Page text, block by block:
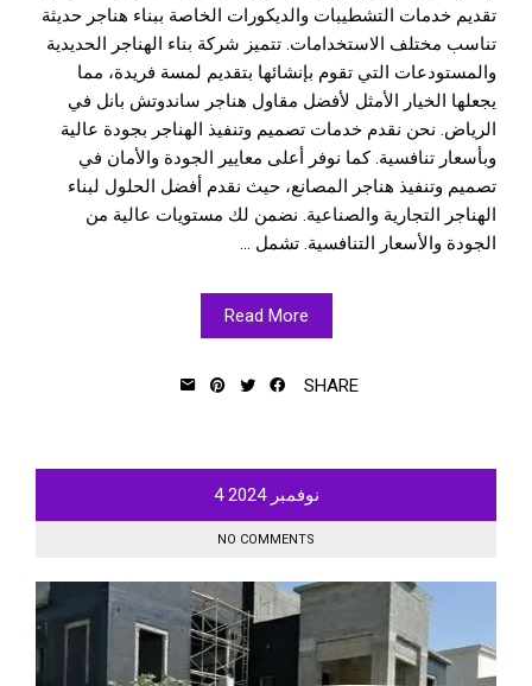
تقديم خدمات التشطيبات والديكورات الخاصة ببناء هناجر حديثة
تناسب مختلف الاستخدامات. تتميز شركة بناء الهناجر الحديدية
والمستودعات التي تقوم بإنشائها بتقديم لمسة فريدة، مما
يجعلها الخيار الأمثل لأفضل مقاول هناجر ساندوتش بانل في
الرياض. نحن نقدم خدمات تصميم وتنفيذ الهناجر بجودة عالية
وبأسعار تنافسية. كما نوفر أعلى معايير الجودة والأمان في
تصميم وتنفيذ هناجر المصانع، حيث نقدم أفضل الحلول لبناء
الهناجر التجارية والصناعية. نضمن لك مستويات عالية من
الجودة والأسعار التنافسية. تشمل ...
Read More
SHARE
نوفمبر 4 2024
NO COMMENTS